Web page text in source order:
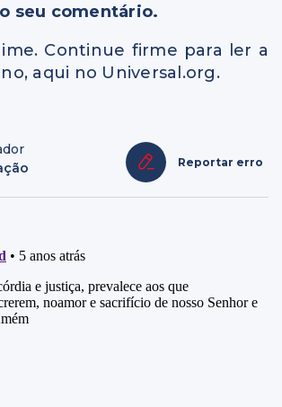
seu comentário.
Continue firme para ler a
aqui no Universal.org.
Reportar erro